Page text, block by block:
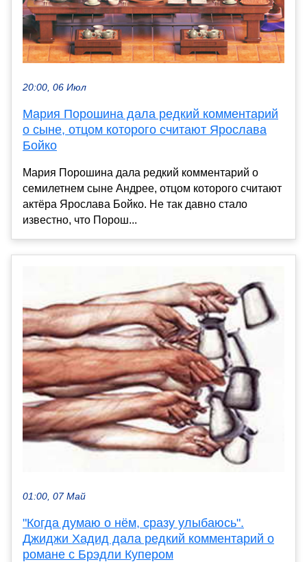
20:00, 06 Июл
Мария Порошина дала редкий комментарий
о сыне, отцом которого считают Ярослава
Бойко
Мария Порошина дала редкий комментарий о
семилетнем сыне Андрее, отцом которого считают
актёра Ярослава Бойко. Не так давно стало
известно, что Порош...
01:00, 07 Май
"Когда думаю о нём, сразу улыбаюсь".
Джиджи Хадид дала редкий комментарий о
романе с Брэдли Купером